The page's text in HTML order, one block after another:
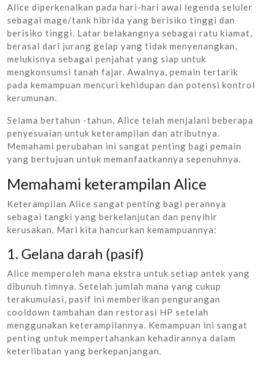
Alice diperkenalkan pada hari-hari awal legenda seluler
sebagai mage/tank hibrida yang berisiko tinggi dan
berisiko tinggi. Latar belakangnya sebagai ratu kiamat,
berasal dari jurang gelap yang tidak menyenangkan,
melukisnya sebagai penjahat yang siap untuk
mengkonsumsi tanah fajar. Awalnya, pemain tertarik
pada kemampuan mencuri kehidupan dan potensi kontrol
kerumunan.
Selama bertahun -tahun, Alice telah menjalani beberapa
penyesuaian untuk keterampilan dan atributnya.
Memahami perubahan ini sangat penting bagi pemain
yang bertujuan untuk memanfaatkannya sepenuhnya.
Memahami keterampilan Alice
Keterampilan Alice sangat penting bagi perannya
sebagai tangki yang berkelanjutan dan penyihir
kerusakan. Mari kita hancurkan kemampuannya:
1. Gelana darah (pasif)
Alice memperoleh mana ekstra untuk setiap antek yang
dibunuh timnya. Setelah jumlah mana yang cukup
terakumulasi, pasif ini memberikan pengurangan
cooldown tambahan dan restorasi HP setelah
menggunakan keterampilannya. Kemampuan ini sangat
penting untuk mempertahankan kehadirannya dalam
keterlibatan yang berkepanjangan.